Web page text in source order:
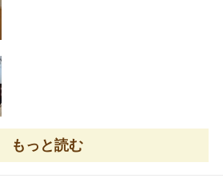
もっと読む